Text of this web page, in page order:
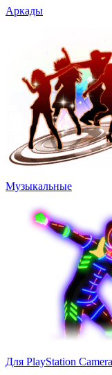
Аркады
Музыкальные
Для PlayStation Camera